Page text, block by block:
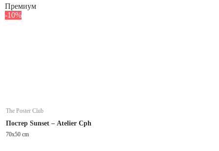
Премиум
-10%
The Poster Club
Постер Sunset – Atelier Cph
70x50 cm